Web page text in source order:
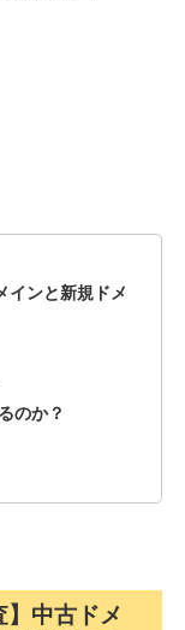
齢13年
インと新規ドメ
のか？
】中古ドメ